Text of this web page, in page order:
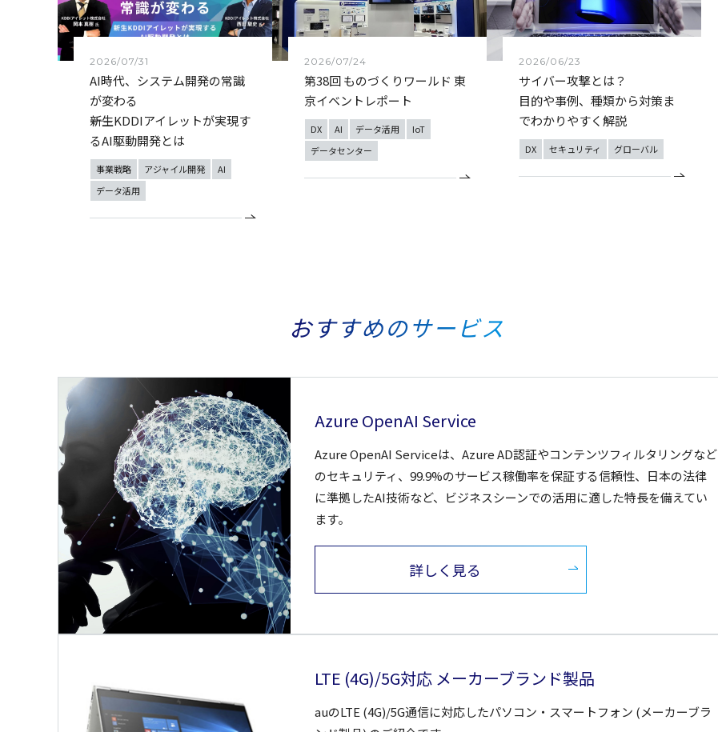
2026/07/31
AI時代、システム開発の常識
が変わる
――新生KDDIアイレットが実現す
るAI駆動開発とは
事業戦略 アジャイル開発
AI
データ活用
2026/07/24
第38回 ものづくりワールド 東
京イベントレポート
DX AI データ活用
IoT
データセンター
2026/06/23
サイバー攻撃とは？
目的や事例、種類から対策ま
でわかりやすく解説
DX セキュリティ グローバル
おすすめのサービス
Azure OpenAI Service
Azure OpenAI Serviceは、Azure AD認証やコンテンツフィルタリングなど
のセキュリティ、99.9%のサービス稼働率を保証する信頼性、日本の法律
に準拠したAI技術など、ビジネスシーンでの活用に適した特長を備えてい
ます。
詳しく見る
LTE (4G)/5G対応 メーカーブランド製品
auのLTE (4G)/5G通信に対応したパソコン・スマートフォン (メーカーブラ